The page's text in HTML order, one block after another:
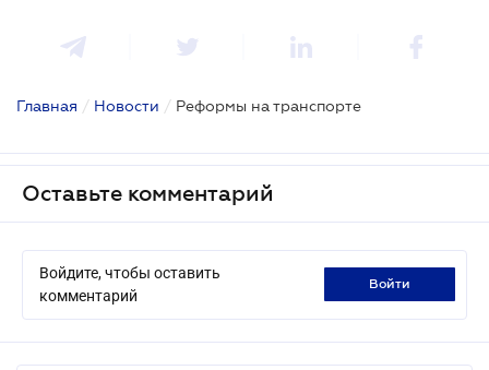
Главная / Новости / Реформы на транспорте
Оставьте комментарий
Войдите, чтобы оставить
комментарий
войти